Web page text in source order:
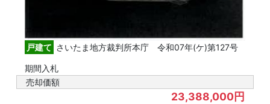
戸建て さいたま地方裁判所本庁 令和07年(ケ)第127号
期間入札
売却価額
23,388,000円